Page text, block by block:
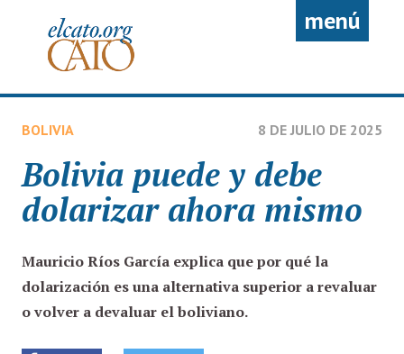
menú
BOLIVIA 8 DE JULIO DE 2025
Bolivia puede y debe
dolarizar ahora mismo
Mauricio Ríos García explica que por qué la
dolarización es una alternativa superior a revaluar
o volver a devaluar el boliviano.